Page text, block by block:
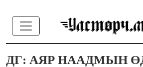
ДГ: АЯР НААДМЫН